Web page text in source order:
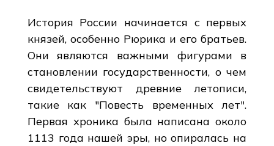
История России начинается с первых
князей, особенно Рюрика и его братьев.
Они являются важными фигурами в
становлении государственности, о чем
свидетельствуют древние летописи,
такие как "Повесть временных лет".
Первая хроника была написана около
1113 года нашей эры, но опиралась на